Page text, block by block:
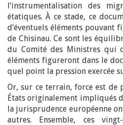
l’instrumentalisation des
étatiques. À ce stade, ce
d’éventuels éléments pouvant
de Chisinau. Ce sont les
du Comité des Ministres qui
éléments figureront dans le
quel point la pression exercée
Or, sur ce terrain, force est de
États originalement impliqués
la jurisprudence européenne
autres. Ensemble, ces